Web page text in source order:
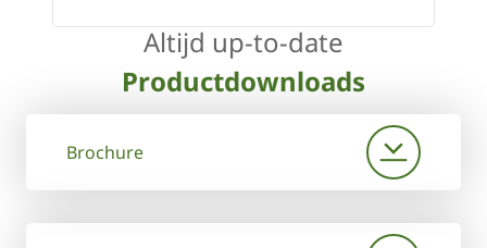
Altijd up-to-date
Productdownloads
Brochure